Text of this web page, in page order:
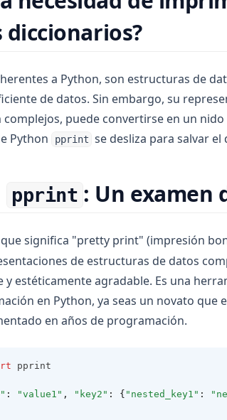
a Python, son estructuras de
de datos. Sin embargo, su
complejos, puede convertirse en un
Python
pprint se desliza para salvar el
pprint : Un examen
que significa "pretty print" (impresión
de estructuras de datos
y estéticamente agradable. Es una
en Python, ya seas un novato que
en años de programación.
pprint
: "value1" , "key2" : { "nested_key1" :